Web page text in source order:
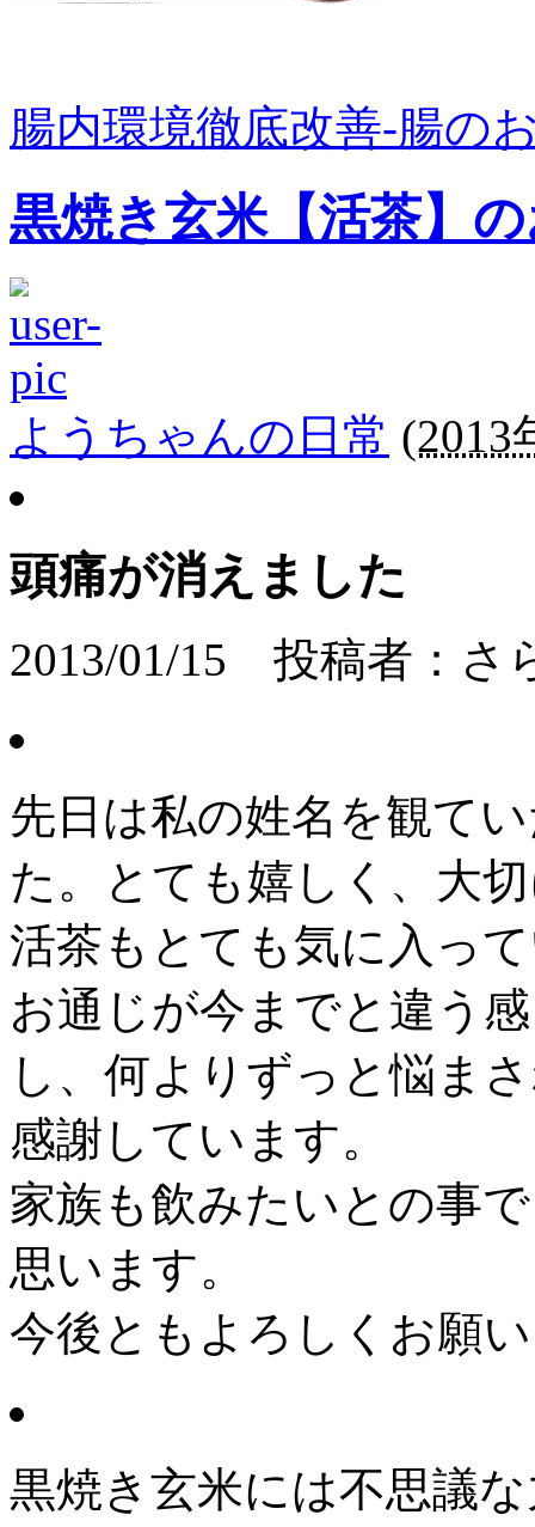
腸内環境徹底改善-腸の
黒焼き玄米【活茶】
ようちゃんの日常 (2013
頭痛が消えました
2013/01/15 投稿者：
先日は私の姓名を観て
た。とても嬉しく、大
活茶もとても気に入っ
お通じが今までと違う
し、何よりずっと悩ま
感謝しています。
家族も飲みたいとの事
思います。
今後ともよろしくお願
黒焼き玄米には不思議